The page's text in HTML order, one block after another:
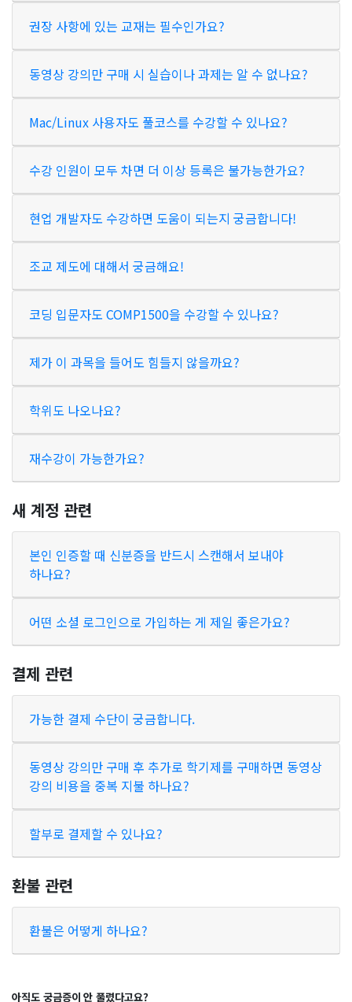
권장 사항에 있는 교재는 필수인가요?
동영상 강의만 구매 시 실습이나 과제는 알 수 없나요?
Mac/Linux 사용자도 풀코스를 수강할 수 있나요?
수강 인원이 모두 차면 더 이상 등록은 불가능한가요?
현업 개발자도 수강하면 도움이 되는지 궁금합니다!
조교 제도에 대해서 궁금해요!
코딩 입문자도 COMP1500을 수강할 수 있나요?
제가 이 과목을 들어도 힘들지 않을까요?
학위도 나오나요?
재수강이 가능한가요?
새 계정 관련
본인 인증할 때 신분증을 반드시 스캔해서 보내야
하나요?
어떤 소셜 로그인으로 가입하는 게 제일 좋은가요?
결제 관련
가능한 결제 수단이 궁금합니다.
동영상 강의만 구매 후 추가로 학기제를 구매하면 동영상
강의 비용을 중복 지불 하나요?
할부로 결제할 수 있나요?
환불 관련
환불은 어떻게 하나요?
아직도 궁금증이 안 풀렸다고요?